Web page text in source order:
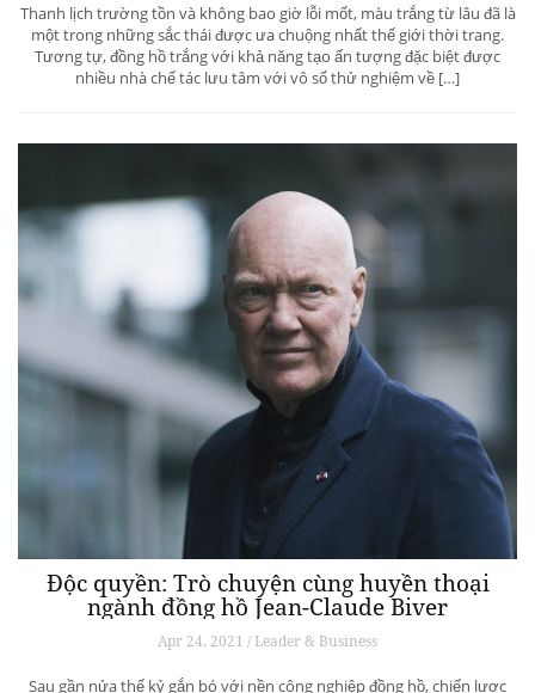
Thanh lịch trường tồn và không bao giờ lỗi mốt, màu trắng từ lâu đã là
một trong những sắc thái được ưa chuộng nhất thế giới thời trang.
Tương tự, đồng hồ trắng với khả năng tạo ấn tượng đặc biệt được
nhiều nhà chế tác lưu tâm với vô số thử nghiệm về […]
Độc quyền: Trò chuyện cùng huyền thoại
ngành đồng hồ Jean-Claude Biver
Apr 24, 2021 / Leader & Business
Sau gần nửa thế kỷ gắn bó với nền công nghiệp đồng hồ, chiến lược